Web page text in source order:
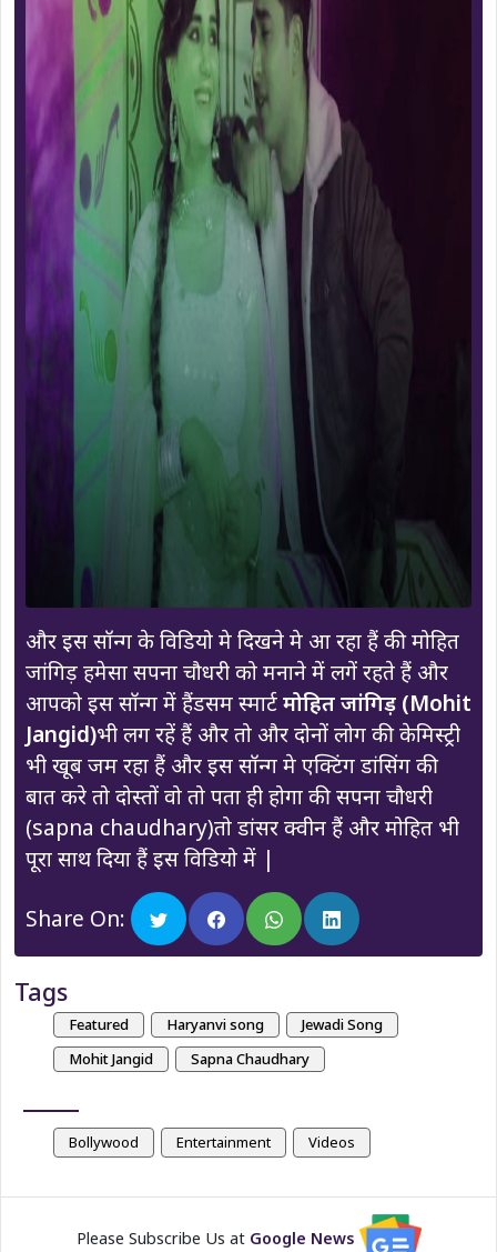
और इस सॉन्ग के विडियो मे दिखने मे आ रहा हैं की मोहित
जांगिड़ हमेसा सपना चौधरी को मनाने में लगें रहते हैं और
आपको इस सॉन्ग में हैंडसम स्मार्टमोहित जांगिड़ (Mohit
Jangid)भी लग रहें हैं और तो और दोनों लोग की केमिस्ट्री
भी खूब जम रहा हैं और इस सॉन्ग मे एक्टिंग डांसिंग की
बात करे तो दोस्तों वो तो पता ही होगा की सपना चौधरी
(sapna chaudhary)तो डांसर क्वीन हैं और मोहित भी
पूरा साथ दिया हैं इस विडियो में |
Share On:
Tags
Featured Haryanvi song
Jewadi Song
Mohit Jangid
Sapna Chaudhary
Bollywood Entertainment Videos
Please Subscribe Us at Google News